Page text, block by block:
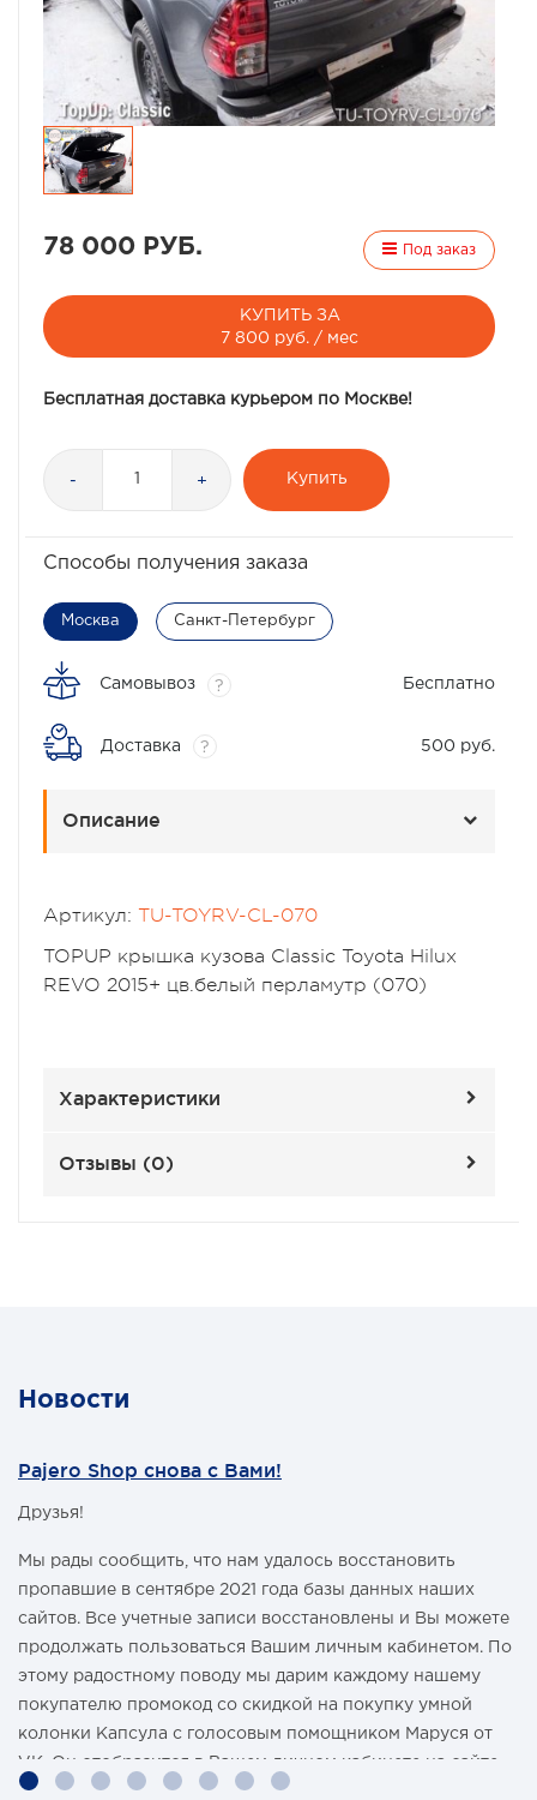
78 000 РУБ. Под заказ
КУПИТЬ ЗА
7 800 руб. / мес
Бесплатная доставка курьером по Москве!
- + Купить
Способы получения заказа
Москва Санкт-Петербург
Самовывоз ? Бесплатно
Доставка ? 500 руб.
Описание
Артикул: TU-TOYRV-CL-070
TOPUP крышка кузова Classic Toyota Hilux
REVO 2015+ цв.белый перламутр (070)
Характеристики
Отзывы (0)
Новости
Pajero Shop снова с Вами!
Друзья!
Мы рады сообщить, что нам удалось восстановить
пропавшие в сентябре 2021 года базы данных наших
сайтов. Все учетные записи восстановлены и Вы можете
продолжать пользоваться Вашим личным кабинетом. По
этому радостному поводу мы дарим каждому нашему
покупателю промокод со скидкой на покупку умной
колонки Капсула с голосовым помощником Маруся от
VK. Он отобразится в Вашем личном кабинете на сайте
магазина Pajero Shop 14 февраля.